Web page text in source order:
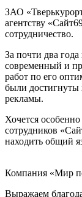
ЗАО
агентству
сотрудничество.
За почти два
современный и
работ по его
были достигнуты
рекламы.
Хочется
сотрудников
находить общий
Компания «Мир
Выражаем